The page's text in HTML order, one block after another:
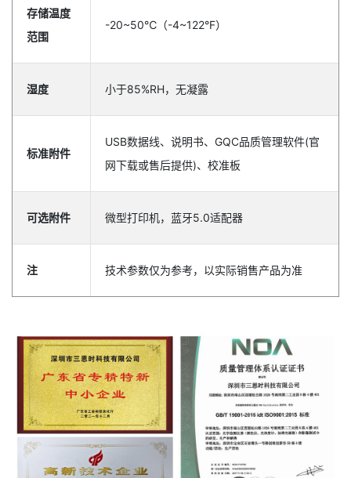
存储温度
范围
-20~50℃（-4~122°F）
湿度 小于85%RH，无凝露
标准附件
USB数据线、说明书、GQC品质管理软件(官
网下载或售后提供)、校准板
可选附件 微型打印机，蓝牙5.0适配器
注 技术参数仅为参考，以实际销售产品为准